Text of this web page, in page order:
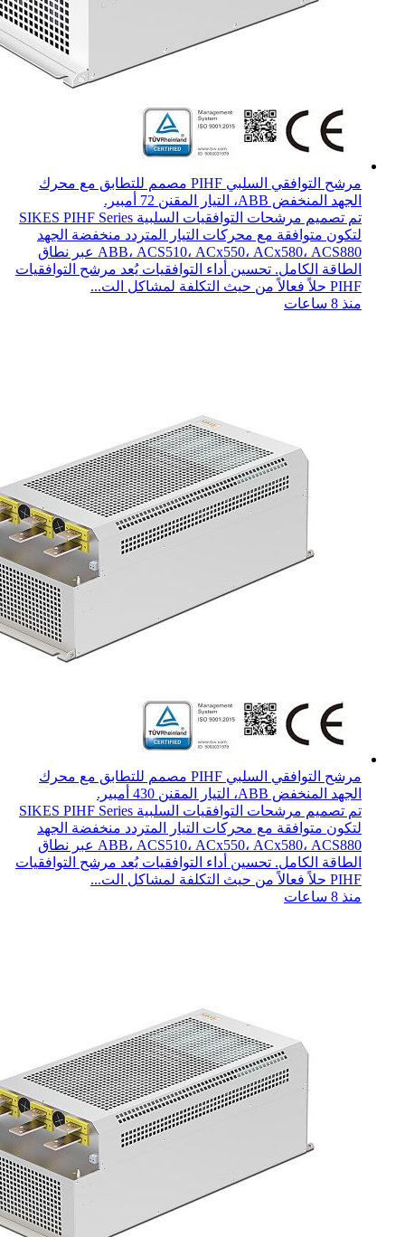
مرشح التوافقي السلبي PIHF مصمم للتطابق مع محرك
الجهد المنخفض ABB، التيار المقنن 72 أمبير.
تم تصميم مرشحات التوافقيات السلبية SIKES PIHF Series
لتكون متوافقة مع محركات التيار المتردد منخفضة الجهد
ABB، ACS510، ACx550، ACx580، ACS880 عبر نطاق
الطاقة الكامل. تحسين أداء التوافقيات يُعد مرشح التوافقيات
PIHF حلاً فعالاً من حيث التكلفة لمشاكل الت...
منذ 8 ساعات
مرشح التوافقي السلبي PIHF مصمم للتطابق مع محرك
الجهد المنخفض ABB، التيار المقنن 430 أمبير.
تم تصميم مرشحات التوافقيات السلبية SIKES PIHF Series
لتكون متوافقة مع محركات التيار المتردد منخفضة الجهد
ABB، ACS510، ACx550، ACx580، ACS880 عبر نطاق
الطاقة الكامل. تحسين أداء التوافقيات يُعد مرشح التوافقيات
PIHF حلاً فعالاً من حيث التكلفة لمشاكل الت...
منذ 8 ساعات